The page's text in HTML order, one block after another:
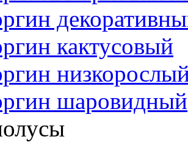
кактусовый
шаровидный